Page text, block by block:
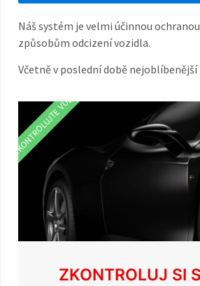
Náš systém je velmi účinnou
způsobům odcizení vozidla.
Včetně v poslední době
ZKONTROLUJ SI
ZKONTROLUJTE VŮZ